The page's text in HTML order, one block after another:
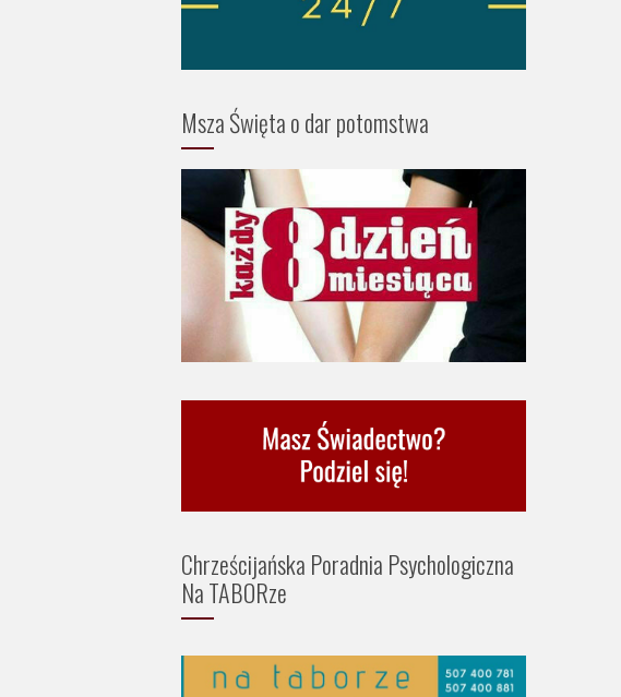
Msza Święta o dar potomstwa
Chrześcijańska Poradnia Psychologiczna
Na TABORze